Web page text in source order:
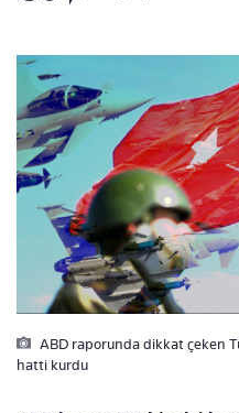
ABD raporunda dikkat çeken
hatti kurdu